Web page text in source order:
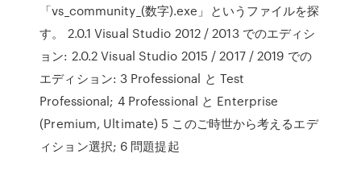
「vs_community_(数字).exe」というファイルを探
す。 2.0.1 Visual Studio 2012 / 2013 でのエディシ
ョン: 2.0.2 Visual Studio 2015 / 2017 / 2019 での
エディション: 3 Professional と Test
Professional; 4 Professional と Enterprise
(Premium, Ultimate) 5 このご時世から考えるエデ
ィション選択; 6 問題提起